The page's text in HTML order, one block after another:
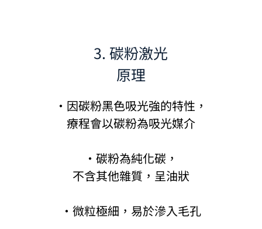
3. 碳粉激光
原理
·因碳粉黑色吸光強的特性，
療程會以碳粉為吸光媒介
·碳粉為純化碳，
不含其他雜質，呈油狀
·微粒極細，易於滲入毛孔